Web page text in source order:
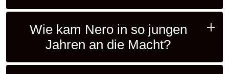
Wie kam Nero in so jungen
Jahren an die Macht?